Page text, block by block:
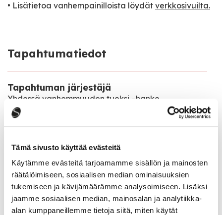
Tämä sivusto käyttää evästeitä
Käytämme evästeitä tarjoamamme sisällön ja mainosten
räätälöimiseen, sosiaalisen median ominaisuuksien
tukemiseen ja kävijämäärämme analysoimiseen. Lisäksi
jaamme sosiaalisen median, mainosalan ja analytiikka-
alan kumppaneillemme tietoja siitä, miten käytät
• Lisätietoa vanhempainilloista löydät verkkosivuilta.
Tapahtumatiedot
Tapahtuman järjestäjä
Yhdessä vanhemmuuden tueksi –hanke
Jaa tapahtuma:
Facebook